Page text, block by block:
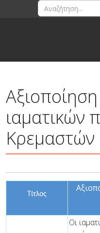
ιαματικών
Κρεμαστών
Τίτλος
Οι